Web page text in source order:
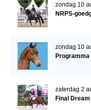
zondag 10
NRPS-
zondag 10
zaterdag 2
Final